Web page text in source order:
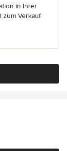
in Ihrer
zum Verkauf